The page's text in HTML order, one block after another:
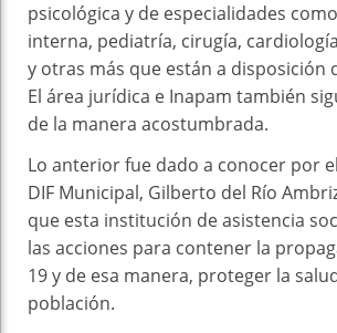
psicológica y de especialidades
interna, pediatría, cirugía,
y otras más que están a disposición
El área jurídica e Inapam también
de la manera acostumbrada.
Lo anterior fue dado a conocer por
DIF Municipal, Gilberto del Río
que esta institución de asistencia
las acciones para contener la
19 y de esa manera, proteger la
población.